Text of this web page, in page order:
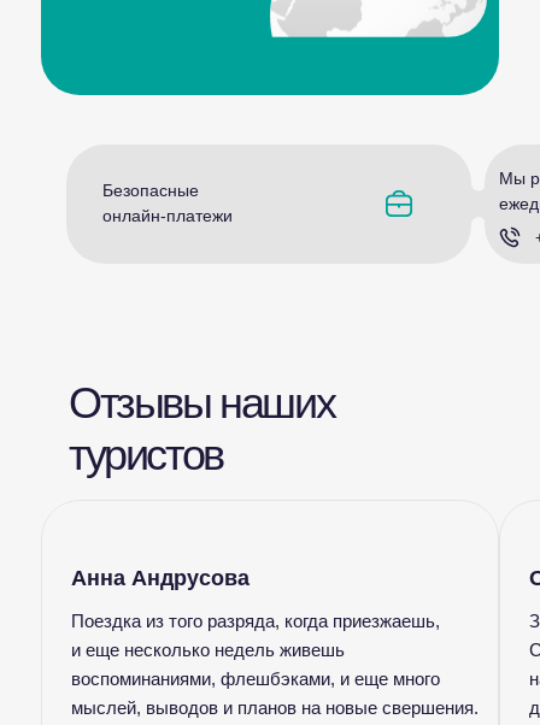
Безопасные
онлайн-платежи
Мы
Отзывы наших
туристов
Анна Андрусова
Поездка из того разряда, когда приезжаешь,
и еще несколько недель живешь
воспоминаниями, флешбэками, и еще много
мыслей, выводов и планов на новые свершения.